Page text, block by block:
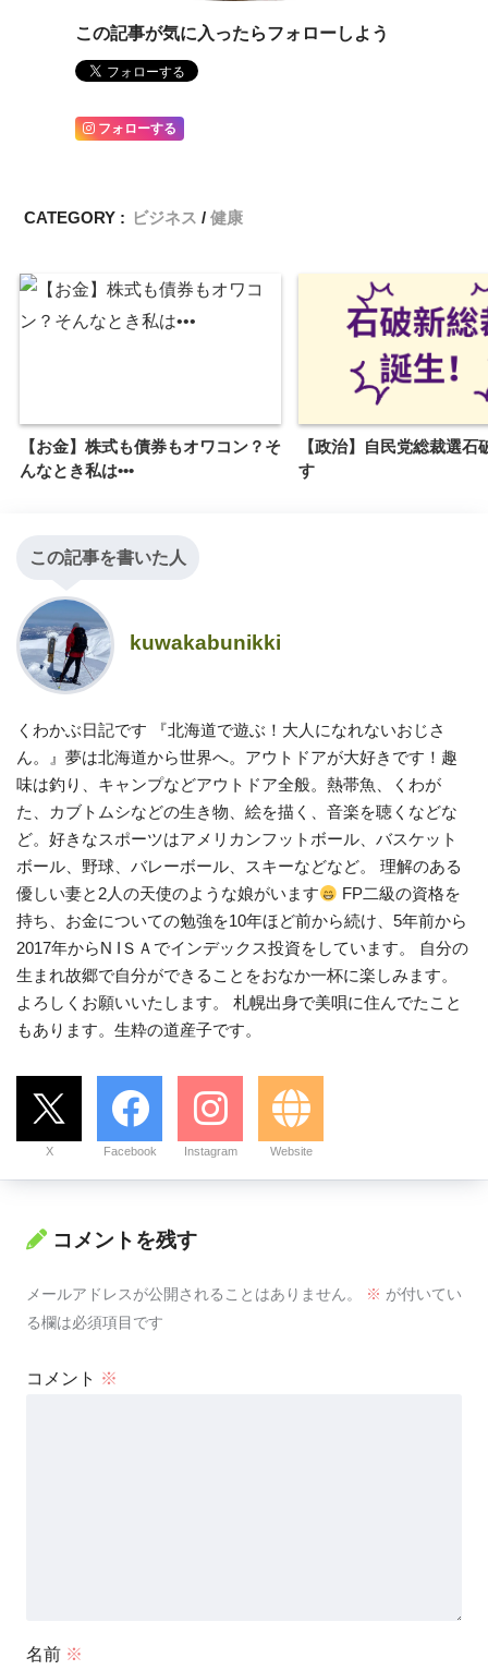
この記事が気に入ったらフォローしよう
フォローする
CATEGORY : ビジネス 健康
【お金】株式も債券もオワコン？そ
んなとき私は•••
【政治】自民党総裁選石
す
この記事を書いた人
kuwakabunikki
くわかぶ日記です 『北海道で遊ぶ！大人になれないおじさ
ん。』夢は北海道から世界へ。アウトドアが大好きです！趣
味は釣り、キャンプなどアウトドア全般。熱帯魚、くわが
た、カブトムシなどの生き物、絵を描く、音楽を聴くなどな
ど。好きなスポーツはアメリカンフットボール、バスケット
ボール、野球、バレーボール、スキーなどなど。 理解のある
優しい妻と2人の天使のような娘がいます
FP二級の資格を
持ち、お金についての勉強を10年ほど前から続け、5年前から
2017年からN IＳＡでインデックス投資をしています。 自分の
生まれ故郷で自分ができることをおなか一杯に楽しみます。
よろしくお願いいたします。 札幌出身で美唄に住んでたこと
もあります。生粋の道産子です。
X Facebook Instagram Website
コメントを残す
メールアドレスが公開されることはありません。 ※ が付いてい
る欄は必須項目です
コメント ※
名前 ※